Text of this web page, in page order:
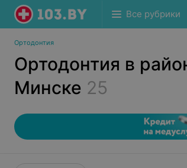
Все рубрики
Ортодонтия
Ортодонтия в
Минске 25